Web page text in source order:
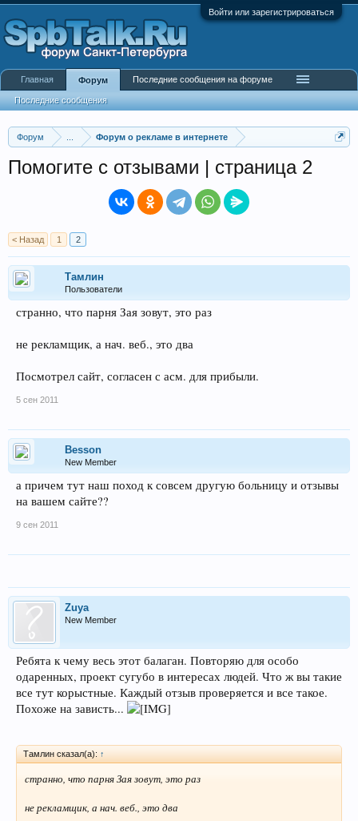
Войти или зарегистрироваться
Форум Форум о рекламе в интернете
Помогите с отзывами | страница 2
< Назад 1 2
Тамлин
Пользователи
странно, что парня Зая зовут, это раз
не рекламщик, а нач. веб., это два
Посмотрел сайт, согласен с асм. для прибыли.
5 сен 2011
Besson
New Member
а причем тут наш поход к совсем другую больницу и отзывы
на вашем сайте??
9 сен 2011
Zuya
New Member
Ребята к чему весь этот балаган. Повторяю для особо
одаренных, проект сугубо в интересах людей. Что ж вы такие
все тут корыстные. Каждый отзыв проверяется и все такое.
Похоже на зависть...
Тамлин сказал(а): ↑
странно, что парня Зая зовут, это раз
не рекламщик, а нач. веб., это два
Главная Форум
Последние сообщения
Последние сообщения на форуме